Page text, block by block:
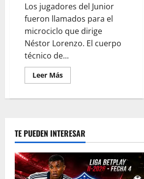
Los jugadores del Junior
fueron llamados para el
microciclo que dirige
Néstor Lorenzo. El cuerpo
técnico de...
Leer Más
TE PUEDEN INTERESAR